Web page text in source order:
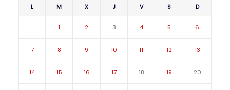
L M X J V S D
1 2 3 4 5 6
7 8 9 10 11 12 13
14 15 16 17 18 19 20